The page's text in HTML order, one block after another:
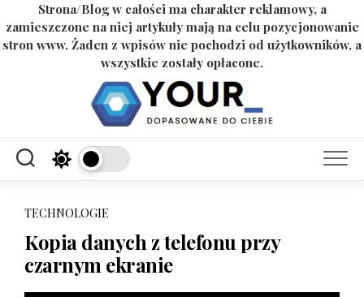
Strona/Blog w całości ma charakter reklamowy, a
zamieszczone na niej artykuły mają na celu pozycjonowanie
stron www. Żaden z wpisów nie pochodzi od użytkowników, a
wszystkie zostały opłacone.
TECHNOLOGIE
Kopia danych z telefonu przy
czarnym ekranie